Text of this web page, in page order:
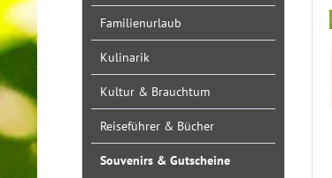
Familienurlaub
Kulinarik
Kultur & Brauchtum
Reiseführer & Bücher
Souvenirs & Gutscheine